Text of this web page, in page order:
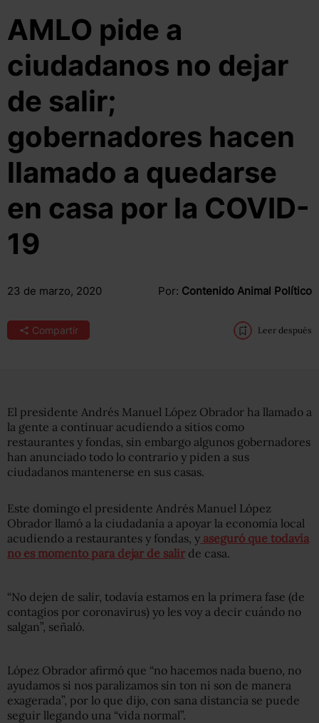
AMLO pide a
ciudadanos no dejar
de salir;
gobernadores hacen
llamado a quedarse
en casa por la COVID-
19
23 de marzo, 2020 Por: Contenido Animal Político
Compartir Leer después
El presidente Andrés Manuel López Obrador ha llamado a
la gente a continuar acudiendo a sitios como
restaurantes y fondas, sin embargo algunos gobernadores
han anunciado todo lo contrario y piden a sus
ciudadanos mantenerse en sus casas.
Este domingo el presidente Andrés Manuel López
Obrador llamó a la ciudadanía a apoyar la economía local
acudiendo a restaurantes y fondas, y aseguró que todavía
no es momento para dejar de salir de casa.
“No dejen de salir, todavía estamos en la primera fase (de
contagios por coronavirus) yo les voy a decir cuándo no
salgan”, señaló.
López Obrador afirmó que “no hacemos nada bueno, no
ayudamos si nos paralizamos sin ton ni son de manera
exagerada”, por lo que dijo, con sana distancia se puede
seguir llegando una “vida normal”.